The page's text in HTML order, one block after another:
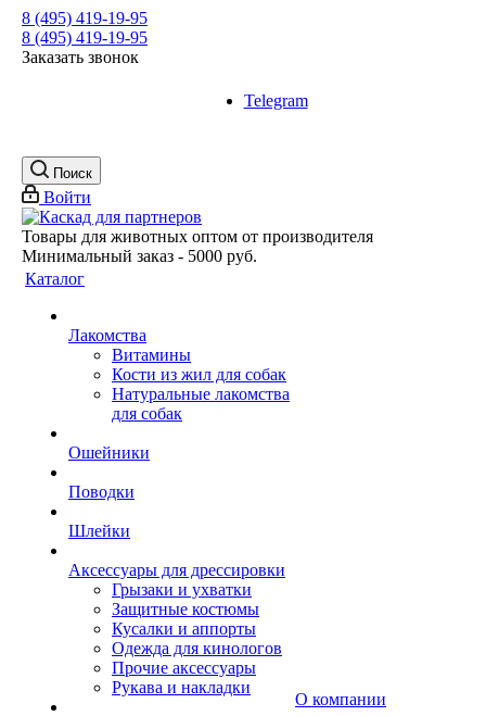
8 (495) 419-19-95
8 (495) 419-19-95
Заказать звонок
Telegram
Поиск
Войти
Товары для животных оптом от производителя
Минимальный заказ - 5000 руб.
Каталог
Лакомства
Витамины
Кости из жил для собак
Натуральные лакомства
для собак
Ошейники
Поводки
Шлейки
Аксессуары для дрессировки
Грызаки и ухватки
Защитные костюмы
Кусалки и аппорты
Одежда для кинологов
Прочие аксессуары
Рукава и накладки
О компании